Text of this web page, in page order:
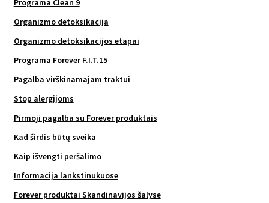
Programa Clean 9
Organizmo detoksikacija
Organizmo detoksikacijos etapai
Programa Forever F.I.T.15
Pagalba virškinamajam traktui
Stop alergijoms
Pirmoji pagalba su Forever produktais
Kad širdis būtų sveika
Kaip išvengti peršalimo
Informacija lankstinukuose
Forever produktai Skandinavijos šalyse